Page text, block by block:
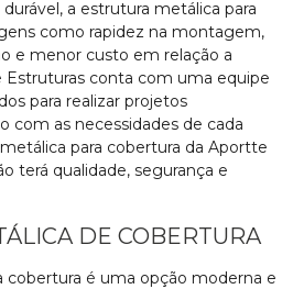
a estrutura metálica para
como rapidez na montagem,
e menor custo em relação a
Estruturas conta com uma equipe
para realizar projetos
com as necessidades de cada
para cobertura da Aportte
terá qualidade, segurança e
DE COBERTURA
cobertura é uma opção moderna e